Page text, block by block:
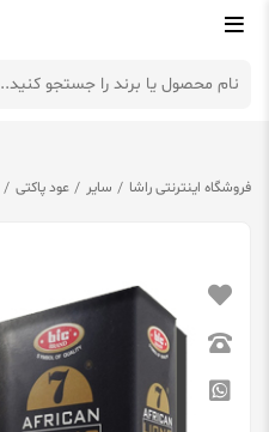
فروشگاه اینترنتی راشا سایر عود پاکتی